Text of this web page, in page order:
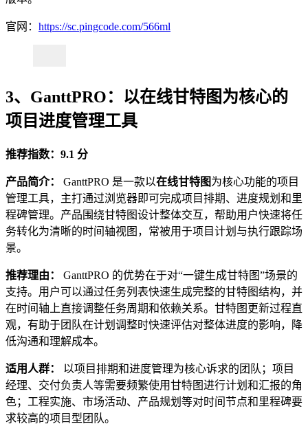
官网： https://sc.pingcode.com/566ml
3、GanttPRO：以在线甘特图为核心的
项目进度管理工具
推荐指数：9.1 分
产品简介： GanttPRO 是一款以在线甘特图为核心功能的项目
管理工具，主打通过浏览器即可完成项目排期、进度规划和里
程碑管理。产品围绕甘特图设计整体交互，帮助用户快速将任
务转化为清晰的时间轴视图，常被用于项目计划与执行跟踪场
景。
推荐理由：
GanttPRO 的优势在于对“一键生成甘特图”场景的
支持。用户可以通过任务列表快速生成完整的甘特图结构，并
在时间轴上直接调整任务周期和依赖关系。甘特图更新过程直
观，有助于团队在计划调整时快速评估对整体进度的影响，降
低沟通和理解成本。
适用人群：
以项目排期和进度管理为核心诉求的团队；项目
经理、交付负责人等需要频繁使用甘特图进行计划和汇报的角
色；工程实施、市场活动、产品规划等对时间节点和里程碑要
求较高的项目型团队。